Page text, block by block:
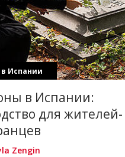
Испании
в Испании:
для жителей-
Zengin